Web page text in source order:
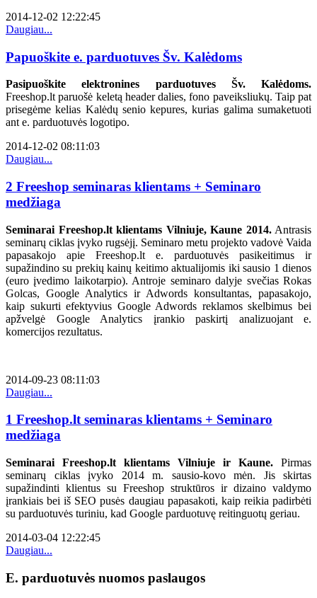
2014-12-02 12:22:45
Daugiau...
Papuoškite e. parduotuves Šv. Kalėdoms
Pasipuoškite elektronines parduotuves Šv. Kalėdoms.
Freeshop.lt paruošė keletą header dalies, fono paveiksliukų. Taip pat
prisegėme kelias Kalėdų senio kepures, kurias galima sumaketuoti
ant e. parduotuvės logotipo.
2014-12-02 08:11:03
Daugiau...
2 Freeshop seminaras klientams + Seminaro
medžiaga
Seminarai Freeshop.lt klientams Vilniuje, Kaune 2014.Antrasis
seminarų ciklas įvyko rugsėjį. Seminaro metu projekto vadovė Vaida
papasakojo apie Freeshop.lt e. parduotuvės pasikeitimus ir
supažindino su prekių kainų keitimo aktualijomis iki sausio 1 dienos
(euro įvedimo laikotarpio). Antroje seminaro dalyje svečias Rokas
Golcas, Google Analytics ir Adwords konsultantas, papasakojo,
kaip sukurti efektyvius Google Adwords reklamos skelbimus bei
apžvelgė Google Analytics įrankio paskirtį analizuojant e.
komercijos rezultatus.
2014-09-23 08:11:03
Daugiau...
1 Freeshop.lt seminaras klientams + Seminaro
medžiaga
Seminarai Freeshop.lt klientams Vilniuje ir Kaune. Pirmas
seminarų ciklas įvyko 2014 m. sausio-kovo mėn. Jis skirtas
supažindinti klientus su Freeshop struktūros ir dizaino valdymo
įrankiais bei iš SEO pusės daugiau papasakoti, kaip reikia padirbėti
su parduotuvės turiniu, kad Google parduotuvę reitinguotų geriau.
2014-03-04 12:22:45
Daugiau...
E. parduotuvės nuomos paslaugos